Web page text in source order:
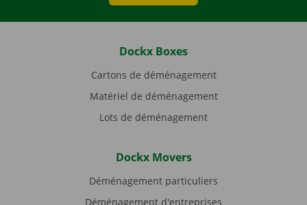
Dockx Boxes
Cartons de déménagement
Matériel de déménagement
Lots de déménagement
Dockx Movers
Déménagement particuliers
Déménagement d'entreprises